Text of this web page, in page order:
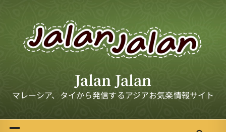
t
Jalan Jalan
マレーシア、タイから発信するアジアお気楽情報サイト